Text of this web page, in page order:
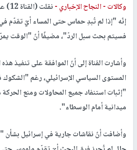
وكالات -النجاح الإخباري -
إنّه "إذا لم تُبدِ حماس حتى المساء أيّ تقدّم
فسيتم بحث سبل الردّ"، مضيفًا أنّ "الوقت
وأشارت القناة إلى أنّ الموافقة على تنفيذ
المستوى السياسي الإسرائيلي، رغم
"إثبات استنفاد جميع المحاولات ومنع
ميدانية أمام الوسطاء".
وأضافت أنّ نقاشات جارية في إسرائيل بشأن